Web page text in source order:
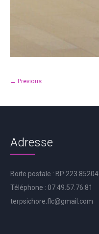
← Previous
Adresse
Boite postale : BP 223 85204
Téléphone : 07.49.57.76.81
terpsichore.flc@gmail.com